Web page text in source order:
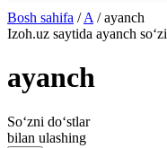
Bosh sahifa / A / ayanch
Izoh.uz saytida ayanch
ayanch
So‘zni do‘stlar
bilan ulashing